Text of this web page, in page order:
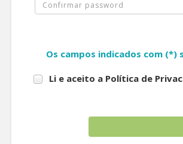
Os campos indicados com
Li e aceito a Política de